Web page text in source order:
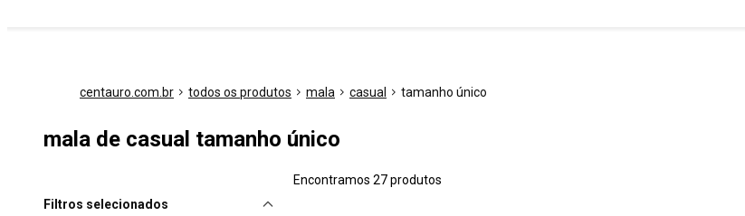
centauro.com.br todos os produtos mala casual tamanho único
mala de casual tamanho único
Filtros selecionados
Encontramos 27 produtos